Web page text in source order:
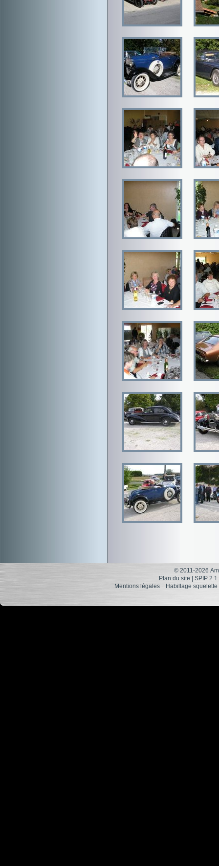
© 2011-2026
Plan du site
SPIP
Mentions légales Habillage